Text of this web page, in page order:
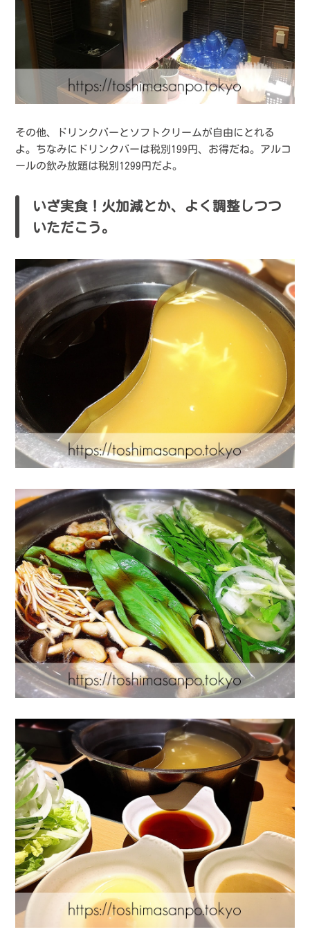
その他、ドリンクバーとソフトクリームが自由にとれる
よ。ちなみにドリンクバーは税別199円、お得だね。アルコ
ールの飲み放題は税別1299円だよ。
いざ実食！火加減とか、よく調整しつつ
いただこう。